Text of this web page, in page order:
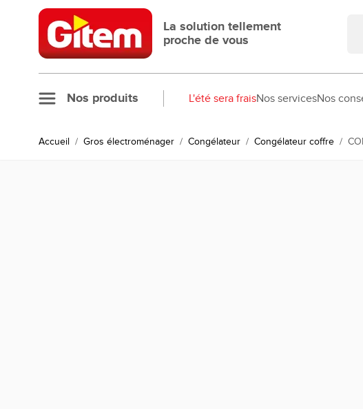
Allez au contenu
La solution tellement
proche de vous
Nos produits L'été sera fraisNos servicesNos
Accueil / Gros électroménager / Congélateur / Congélateur coffre /